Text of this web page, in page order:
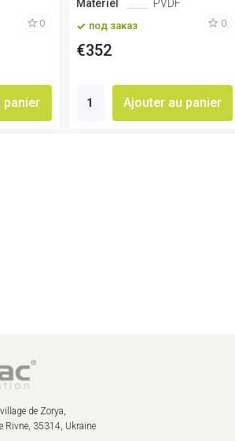
0
panier
Matériel
PVDF
под заказ 0
€352
Ajouter au panier
de Zorya,
Rivne, 35314, Ukraine